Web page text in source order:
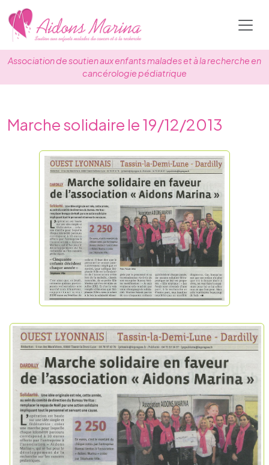
Skip
content
Association de soutien aux enfants malades et à la recherche en
cancérologie pédiatrique
Marche solidaire le 19/12/2013